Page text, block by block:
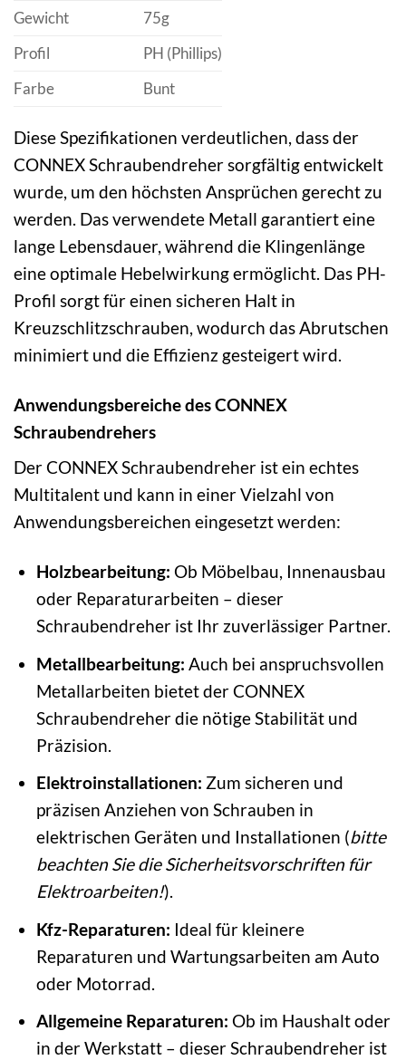
Gewicht
75g
Profil
PH (Phillips)
Farbe
Bunt
Diese Spezifikationen verdeutlichen, dass der
CONNEX Schraubendreher sorgfältig entwickelt
wurde, um den höchsten Ansprüchen gerecht zu
werden. Das verwendete Metall garantiert eine
lange Lebensdauer, während die Klingenlänge
eine optimale Hebelwirkung ermöglicht. Das PH-
Profil sorgt für einen sicheren Halt in
Kreuzschlitzschrauben, wodurch das Abrutschen
minimiert und die Effizienz gesteigert wird.
Anwendungsbereiche des CONNEX
Schraubendrehers
Der CONNEX Schraubendreher ist ein echtes
Multitalent und kann in einer Vielzahl von
Anwendungsbereichen eingesetzt werden:
Holzbearbeitung: Ob Möbelbau, Innenausbau
oder Reparaturarbeiten – dieser
Schraubendreher ist Ihr zuverlässiger Partner.
Metallbearbeitung: Auch bei anspruchsvollen
Metallarbeiten bietet der CONNEX
Schraubendreher die nötige Stabilität und
Präzision.
Elektroinstallationen: Zum sicheren und
präzisen Anziehen von Schrauben in
elektrischen Geräten und Installationen (bitte
beachten Sie die Sicherheitsvorschriften für
Elektroarbeiten!).
Kfz-Reparaturen: Ideal für kleinere
Reparaturen und Wartungsarbeiten am Auto
oder Motorrad.
Allgemeine Reparaturen: Ob im Haushalt oder
in der Werkstatt – dieser Schraubendreher ist